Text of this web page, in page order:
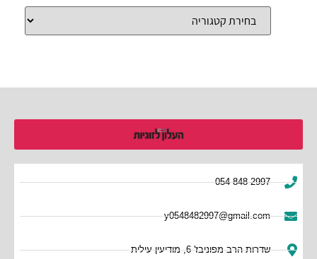
054-848-2997
y0548482997@gmail.com
שדרות הרב מפוניבז' 6, מודיעין עילית